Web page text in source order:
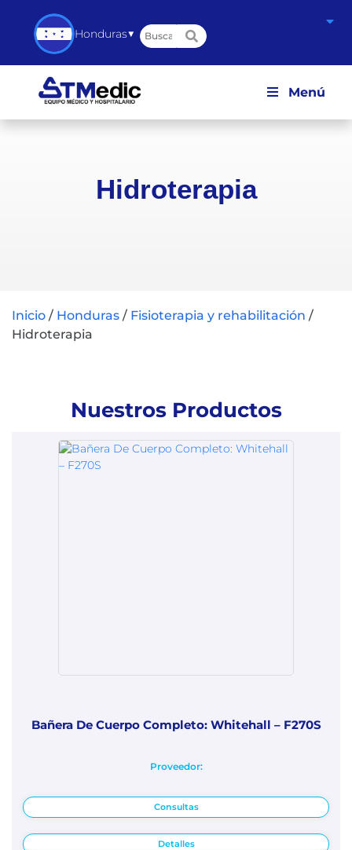
Honduras▼
Menú
Hidroterapia
Inicio / Honduras / Fisioterapia y rehabilitación /
Hidroterapia
Nuestros Productos
Bañera De Cuerpo Completo: Whitehall – F270S
Proveedor:
Consultas
Detalles